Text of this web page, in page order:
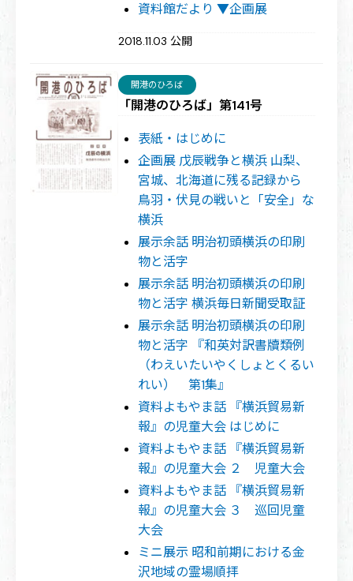
資料館だより ▼企画展
2018.11.03 公開
「開港のひろば」第141号
開港のひろば
表紙・はじめに
企画展 戊辰戦争と横浜 山梨、
宮城、北海道に残る記録から
鳥羽・伏見の戦いと「安全」な
横浜
展示余話 明治初頭横浜の印刷
物と活字
展示余話 明治初頭横浜の印刷
物と活字 横浜毎日新聞受取証
展示余話 明治初頭横浜の印刷
物と活字 『和英対訳書牘類例
（わえいたいやくしょとくるい
れい） 第1集』
資料よもやま話 『横浜貿易新
報』の児童大会 はじめに
資料よもやま話 『横浜貿易新
報』の児童大会 ２ 児童大会
資料よもやま話 『横浜貿易新
報』の児童大会 ３ 巡回児童
大会
ミニ展示 昭和前期における金
沢地域の霊場順拝